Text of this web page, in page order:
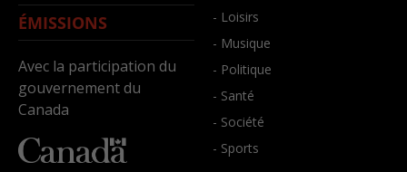
ÉMISSIONS
Avec la participation du
gouvernement du
Canada
- Loisirs
- Musique
- Politique
- Santé
- Société
- Sports